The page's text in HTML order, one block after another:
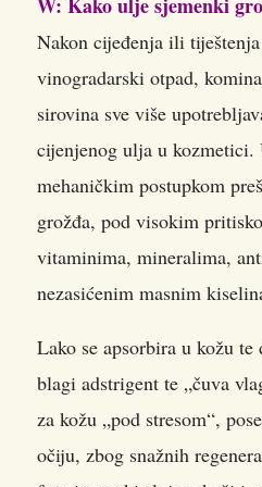
W: Kako ulje sjemenki
Nakon cijeđenja ili
vinogradarski otpad,
sirovina sve više
cijenjenog ulja u
mehaničkim postupkom
grožđa, pod visokim
vitaminima, mineralima,
nezasićenim masnim
Lako se apsorbira u kožu
blagi adstrigent te „čuva
za kožu „pod stresom“,
očiju, zbog snažnih